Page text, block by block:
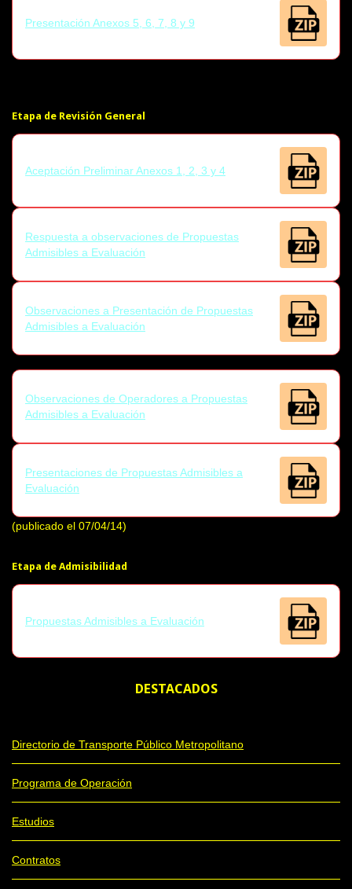
Presentación Anexos 5, 6, 7, 8 y 9
Etapa de Revisión General
Aceptación Preliminar Anexos 1, 2, 3 y 4
Respuesta a observaciones de Propuestas
Admisibles a Evaluación
Observaciones a Presentación de Propuestas
Admisibles a Evaluación
Observaciones de Operadores a Propuestas
Admisibles a Evaluación
Presentaciones de Propuestas Admisibles a
Evaluación
(publicado el 07/04/14)
Etapa de Admisibilidad
Propuestas Admisibles a Evaluación
DESTACADOS
Directorio de Transporte Público Metropolitano
Programa de Operación
Estudios
Contratos